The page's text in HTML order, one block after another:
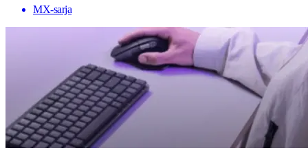
MX-sarja